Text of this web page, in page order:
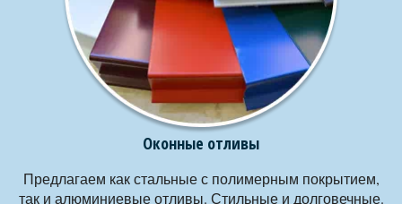
Оконные отливы
Предлагаем как стальные с полимерным покрытием,
так и алюминиевые отливы. Стильные и долговечные.